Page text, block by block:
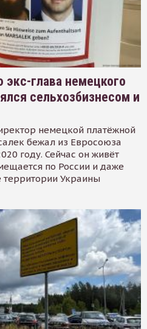
глава немецкого
сельхозбизнесом и
немецкой платёжной
бежал из Евросоюза
году. Сейчас он живёт
по России и даже
территории Украины